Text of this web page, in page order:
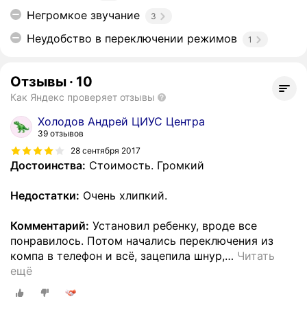
Негромкое звучание 3
Неудобство в переключении режимов 1
Отзывы · 10
Как Яндекс проверяет отзывы
Холодов Андрей ЦИУС Центра
39 отзывов
28 сентября 2017
Достоинства: Стоимость. Громкий
Недостатки: Очень хлипкий.
Комментарий: Установил ребенку, вроде все
понравилось. Потом начались переключения из
компа в телефон и всё, зацепила шнур,… Читать
ещё